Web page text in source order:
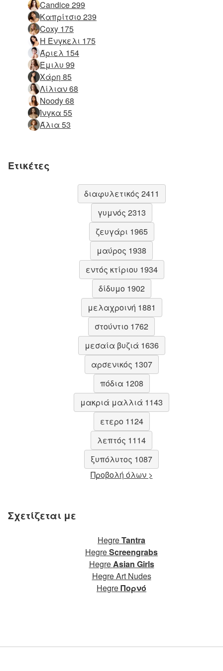
Candice 299
Καπρίτσιο 239
Coxy 175
Η Ένγκελι 175
Άριελ 154
Έμιλυ 99
Χάρη 85
Λίλιαν 68
Noody 68
Ίνγκα 55
Άλια 53
Ετικέτες
διαφυλετικός 2411
γυμνός 2313
ζευγάρι 1965
μαύρος 1938
εντός κτίριου 1934
δίδυμο 1902
μελαχροινή 1881
στούντιο 1762
μεσαία βυζιά 1636
αρσενικός 1307
πόδια 1208
μακριά μαλλιά 1143
ετερο 1124
λεπτός 1114
ξυπόλυτος 1087
Προβολή όλων >
Σχετίζεται με
HegreTantra
HegreScreengrabs
HegreAsian Girls
Hegre Art Nudes
HegreΠορνό